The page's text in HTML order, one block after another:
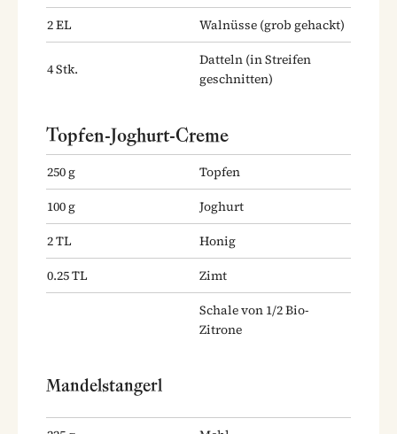
2EL Walnüsse (grob gehackt)
4Stk.
Datteln (in Streifen
geschnitten)
Topfen-Joghurt-Creme
250g
Topfen
100g
Joghurt
2TL
Honig
0.25TL
Zimt
Schale von 1/2 Bio-
Zitrone
Mandelstangerl